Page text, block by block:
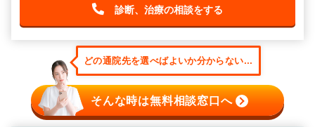
診断、治療の相談をする
どの通院先を選べばよいか分からない...
そんな時は無料相談窓口へ